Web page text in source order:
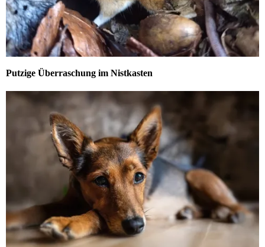
Putzige Überraschung im Nistkasten